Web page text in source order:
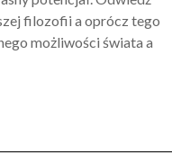
filozofii a oprócz tego
możliwości świata a